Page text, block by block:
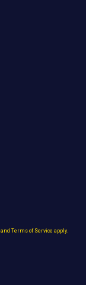
and Terms of Service apply.